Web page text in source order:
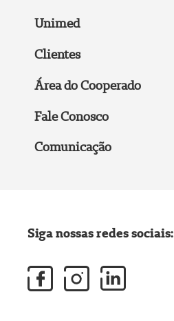
Unimed
Clientes
Área do Cooperado
Fale Conosco
Comunicação
Siga nossas redes sociais: